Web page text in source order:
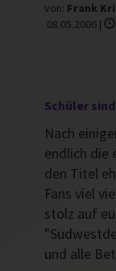
von: Frank
08.05.2006 |
Schüler
Nach
endlich die
den Titel
Fans viel
stolz auf
und alle